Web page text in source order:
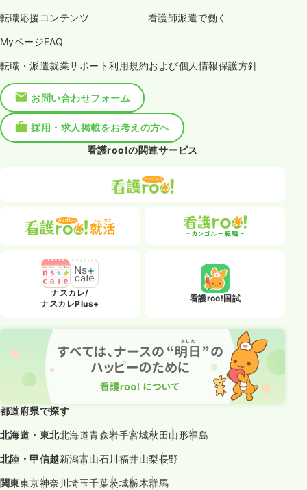
転職応援コンテンツ 看護師派遣で働く
MyページFAQ
転職・派遣就業サポート利用規約および個人情報保護方針
お問い合わせフォーム
採用・求人掲載をお考えの方へ
看護roo!の関連サービス
ナスカレ/
ナスカレPlus+
看護roo!国試
都道府県で探す
北海道・東北北海道青森岩手宮城秋田 山形福島
北陸・甲信越新潟富山石川 福井山梨長野
関東東京神奈川埼玉千葉茨城栃木群馬